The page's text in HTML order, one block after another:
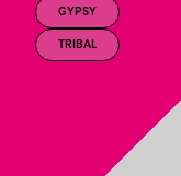
GYPSY
TRIBAL